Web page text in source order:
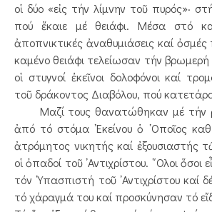
οἱ δύο «εἰς τήν λίμνην τοῦ πυρός»·
πού ἔκαιε μέ θειάφι. Μέσα στό
ἀποπνικτικές ἀναθυμιάσεις καί
καμένο θειάφι τελείωσαν τήν
οἱ στυγνοί ἐκεῖνοι δολοφόνοι καί
τοῦ δράκοντος Διαβόλου, πού
Μαζί τους θανατώθηκαν μέ τήν
ἀπό τό στόμα ᾿Εκείνου ὁ ῾Οποῖος
ἀτρόμητος νικητής καί ἐξουσιαστής
οἱ ὀπαδοί τοῦ ᾿Αντιχρίστου. ῞Ολοι
τόν ῾Υπασπιστή τοῦ ᾿Αντιχρίστου
τό χάραγμά του καί προσκύνησαν τό